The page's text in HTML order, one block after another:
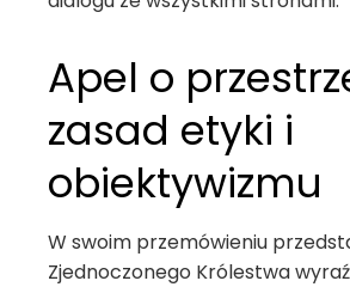
Apel o
zasad etyki i
obiektywizmu
W swoim przemówieniu
Zjednoczonego Królestwa